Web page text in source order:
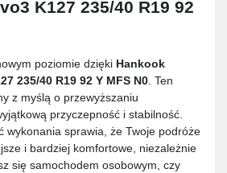
K127 235/40 R19 92
poziomie dzięki Hankook
235/40 R19 92 Y MFS N0. Ten
z myślą o przewyższaniu
przyczepność i stabilność.
wykonania sprawia, że Twoje podróże
i bardziej komfortowe, niezależnie
się samochodem osobowym, czy